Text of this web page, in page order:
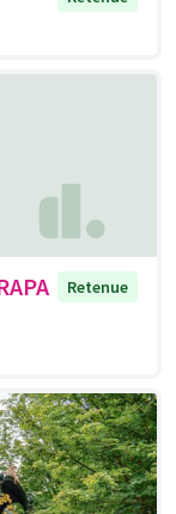
Retenue